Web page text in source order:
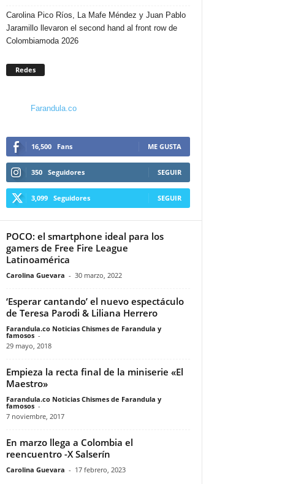
Carolina Pico Ríos, La Mafe Méndez y Juan Pablo
Jaramillo llevaron el second hand al front row de
Colombiamoda 2026
Redes
Farandula.co
16,500 Fans ME GUSTA
350 Seguidores SEGUIR
3,099 Seguidores SEGUIR
POCO: el smartphone ideal para los
gamers de Free Fire League
Latinoamérica
Carolina Guevara - 30 marzo, 2022
‘Esperar cantando’ el nuevo espectáculo
de Teresa Parodi & Liliana Herrero
Farandula.co Noticias Chismes de Farandula y
famosos -
29 mayo, 2018
Empieza la recta final de la miniserie «El
Maestro»
Farandula.co Noticias Chismes de Farandula y
famosos -
7 noviembre, 2017
En marzo llega a Colombia el
reencuentro -X Salserín
Carolina Guevara - 17 febrero, 2023